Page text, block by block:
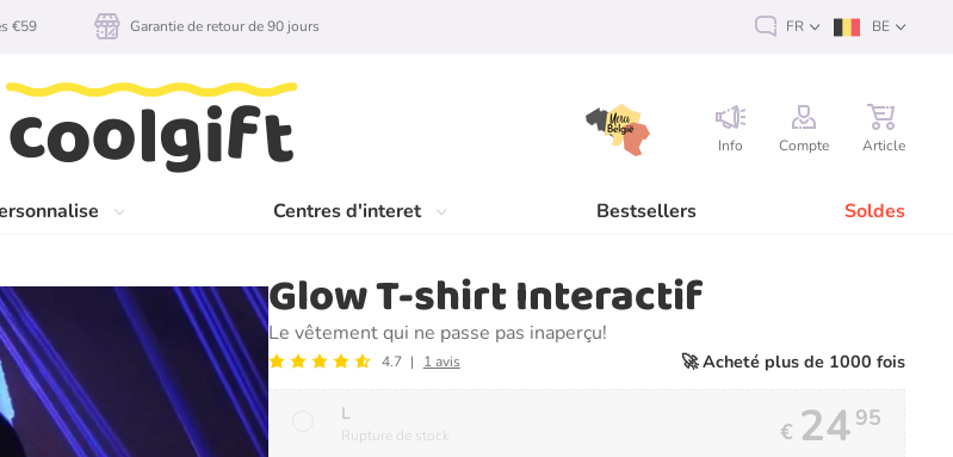
Info Compte Article
Centres d'interet Bestsellers Soldes
€59 Garantie de retour de 90 jours FR BE
Glow T-shirt Interactif
Le vêtement qui ne passe pas inaperçu!
4.7 1 avis 🚀 Acheté plus de 1000 fois
L
Rupture de stock € 24 95